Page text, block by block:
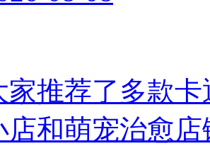
家推荐了多款
店和萌宠治愈